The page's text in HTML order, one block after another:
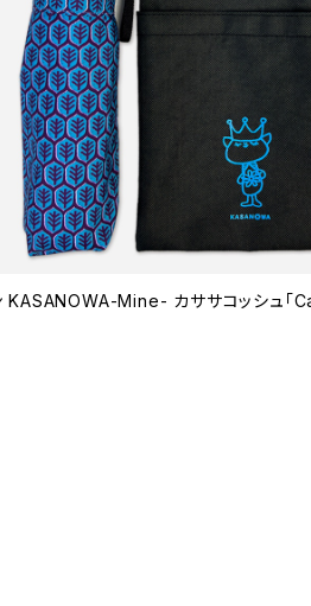
KASANOWA-Mine- カササコッシュ「